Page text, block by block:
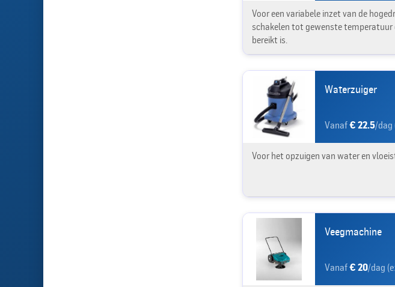
Voor een variabele inzet van de
schakelen tot gewenste temperatuur
bereikt is.
Waterzuiger
Vanaf€ 22.5/dag
Voor het opzuigen van water en
Veegmachine
Vanaf€ 20/dag